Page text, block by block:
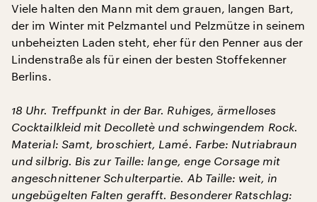
Viele halten den Mann mit dem grauen, langen Bart,
der im Winter mit Pelzmantel und Pelzmütze in seinem
unbeheizten Laden steht, eher für den Penner aus der
Lindenstraße als für einen der besten Stoffekenner
Berlins.
18 Uhr. Treffpunkt in der Bar. Ruhiges, ärmelloses
Cocktailkleid mit Decolletè und schwingendem Rock.
Material: Samt, broschiert, Lamé. Farbe: Nutriabraun
und silbrig. Bis zur Taille: lange, enge Corsage mit
angeschnittener Schulterpartie. Ab Taille: weit, in
ungebügelten Falten gerafft. Besonderer Ratschlag: